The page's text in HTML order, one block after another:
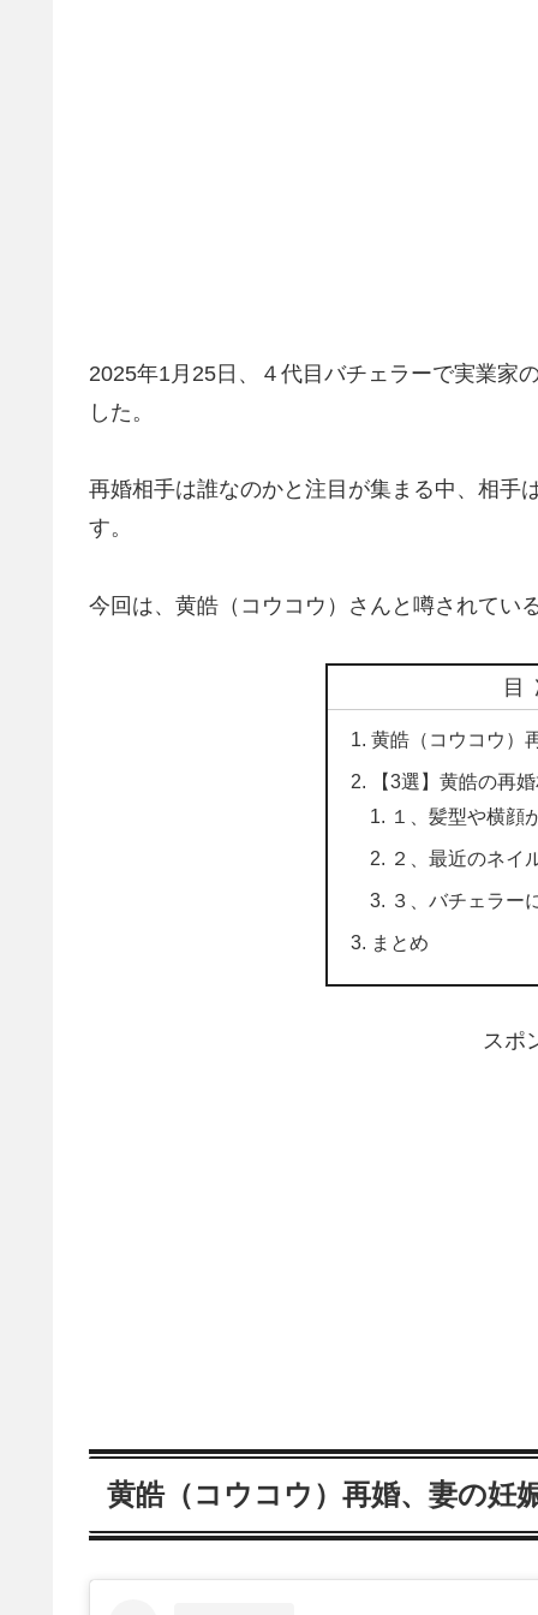
2025年1月25日、４代目バチェラーで実業家
した。
再婚相手は誰なのかと注目が集まる中、相手
す。
今回は、黄皓（コウコウ）さんと噂されてい
黄皓（コウコウ）
【3選】黄皓の再
１、髪型や横顔
２、最近のネイ
３、バチェラー
まとめ
スポ
黄皓（コウコウ）再婚、妻の妊